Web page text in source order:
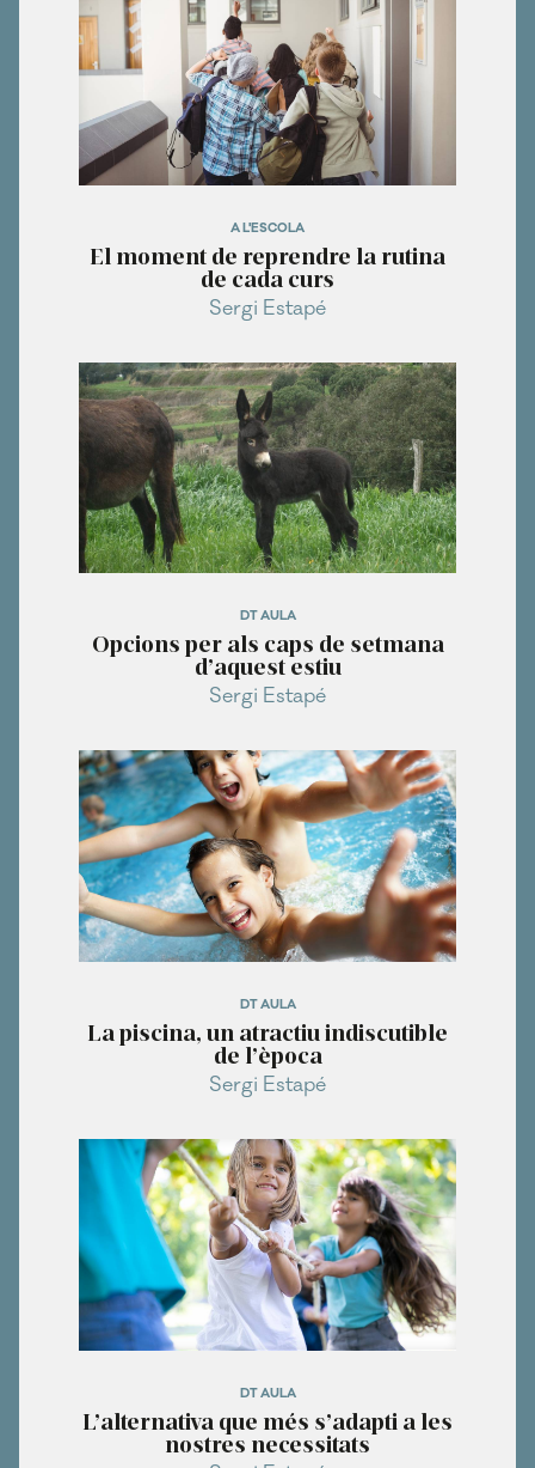
A L'ESCOLA
El moment de reprendre la rutina
de cada curs
Sergi Estapé
DT AULA
Opcions per als caps de setmana
d’aquest estiu
Sergi Estapé
DT AULA
La piscina, un atractiu indiscutible
de l’època
Sergi Estapé
DT AULA
L’alternativa que més s’adapti a les
nostres necessitats